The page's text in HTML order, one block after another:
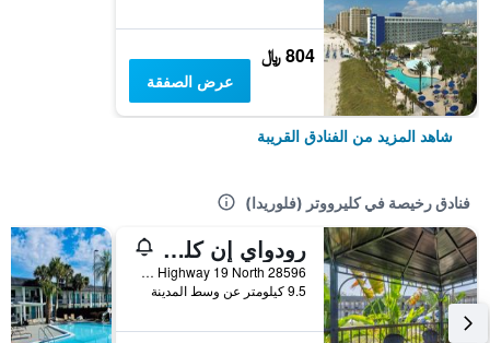
804 ﷼
عرض الصفقة
شاهد المزيد من الفنادق القريبة
فنادق رخيصة في كليرووتر (فلوريدا)
رودواي إن كليرووتر - دونيدن
28596 US Highway 19 North, كليرووتر (فلوريدا), FL, الولايات المتحدة الأميريكية
9.5 كيلومتر عن وسط المدينة